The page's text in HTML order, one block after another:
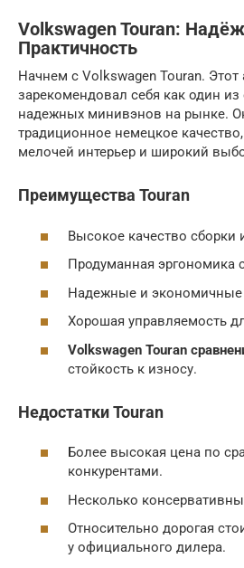
Volkswagen Touran:
Практичность
Начнем с Volkswagen Touran.
зарекомендовал себя как один
надежных минивэнов на рынке.
традиционное немецкое
мелочей интерьер и широкий
Преимущества Touran
Высокое качество сборки
Продуманная эргономика
Надежные и экономичные
Хорошая управляемость
Volkswagen Touran
стойкость к износу.
Недостатки Touran
Более высокая цена по
конкурентами.
Несколько
Относительно дорогая
у официального дилера.